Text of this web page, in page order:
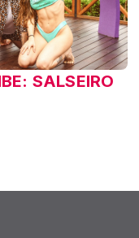
SALSEIRO